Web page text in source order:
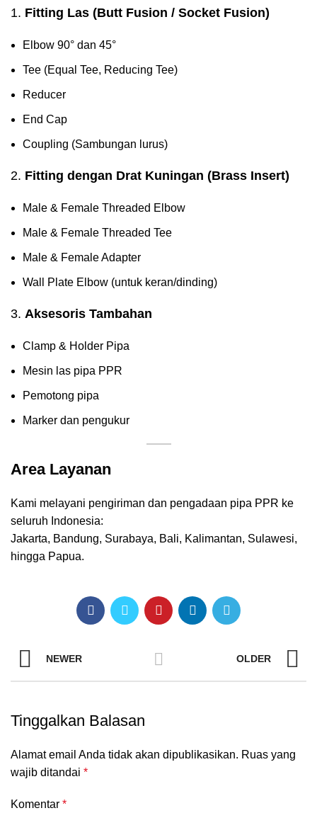
1. Fitting Las (Butt Fusion / Socket Fusion)
Elbow 90° dan 45°
Tee (Equal Tee, Reducing Tee)
Reducer
End Cap
Coupling (Sambungan lurus)
2. Fitting dengan Drat Kuningan (Brass Insert)
Male & Female Threaded Elbow
Male & Female Threaded Tee
Male & Female Adapter
Wall Plate Elbow (untuk keran/dinding)
3. Aksesoris Tambahan
Clamp & Holder Pipa
Mesin las pipa PPR
Pemotong pipa
Marker dan pengukur
Area Layanan
Kami melayani pengiriman dan pengadaan pipa PPR ke
seluruh Indonesia:
Jakarta, Bandung, Surabaya, Bali, Kalimantan, Sulawesi,
hingga Papua.
NEWER OLDER
Tinggalkan Balasan
Alamat email Anda tidak akan dipublikasikan. Ruas yang
wajib ditandai *
Komentar *